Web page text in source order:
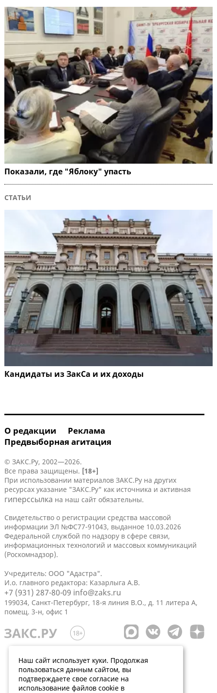
Показали, где "Яблоку" упасть
СТАТЬИ
Кандидаты из ЗакСа и их доходы
О редакции
Реклама
Предвыборная агитация
© ЗАКС.Ру, 2002—2026.
Все права защищены. [18+]
При использовании материалов ЗАКС.Ру на других
ресурсах указание "ЗАКС.Ру" как источника и активная
гиперссылка на наш сайт обязательны.
Свидетельство о регистрации средства массовой
информации ЭЛ №ФС77-91043, выданное 10.03.2026
Федеральной службой по надзору в сфере связи,
информационных технологий и массовых коммуникаций
(Роскомнадзор).
Учредитель: ООО "Адастра".
И.о. главного редактора: Казарлыга А.В.
+7 (931) 287-80-09 info@zaks.ru
199034, Санкт-Петербург, 18-я линия В.О., д. 11 литера А,
помещ. 3-н, офис 1
Наш сайт использует куки. Продолжая
пользоваться данным сайтом, вы
подтверждаете свое согласие на
использование файлов cookie в